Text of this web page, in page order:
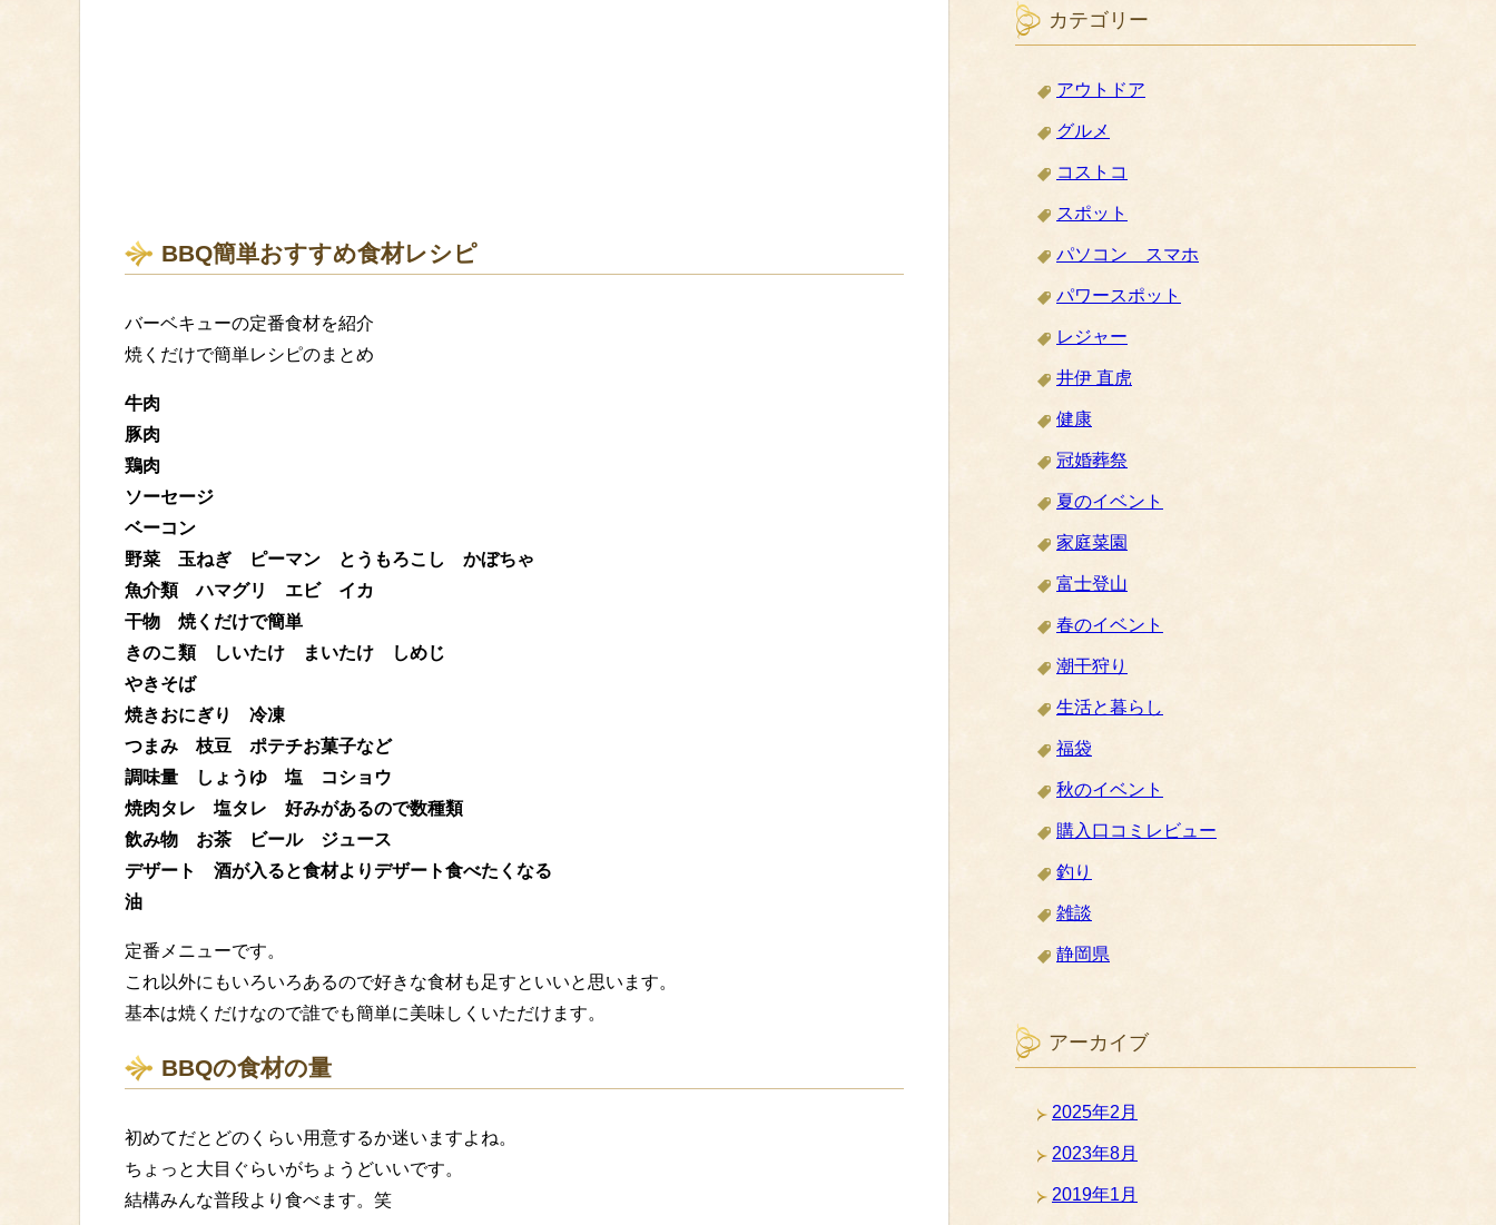
BBQ簡単おすすめ食材レシピ
バーベキューの定番食材を紹介
焼くだけで簡単レシピのまとめ
牛肉
豚肉
鶏肉
ソーセージ
ベーコン
野菜 玉ねぎ ピーマン とうもろこし かぼちゃ
魚介類 ハマグリ エビ イカ
干物 焼くだけで簡単
きのこ類 しいたけ まいたけ しめじ
やきそば
焼きおにぎり 冷凍
つまみ 枝豆 ポテチお菓子など
調味量 しょうゆ 塩 コショウ
焼肉タレ 塩タレ 好みがあるので数種類
飲み物 お茶 ビール ジュース
デザート 酒が入ると食材よりデザート食べたくなる
油
定番メニューです。
これ以外にもいろいろあるので好きな食材も足すといいと思います。
基本は焼くだけなので誰でも簡単に美味しくいただけます。
BBQの食材の量
初めてだとどのくらい用意するか迷いますよね。
ちょっと大目ぐらいがちょうどいいです。
結構みんな普段より食べます。笑
カテゴリー
アウトドア
グルメ
コストコ
スポット
パソコン スマホ
パワースポット
レジャー
井伊 直虎
健康
冠婚葬祭
夏のイベント
家庭菜園
富士登山
春のイベント
潮干狩り
生活と暮らし
福袋
秋のイベント
購入口コミレビュー
釣り
雑談
静岡県
アーカイブ
2025年2月
2023年8月
2019年1月